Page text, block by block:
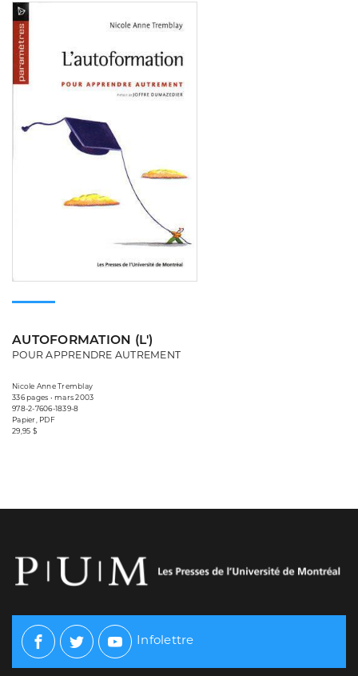
AUTOFORMATION (L')
POUR APPRENDRE AUTREMENT
Nicole Anne Tremblay
336 pages • mars 2003
978-2-7606-1839-8
Papier, PDF
29,95 $
Facebook
TwitterYoutube
Infolettre